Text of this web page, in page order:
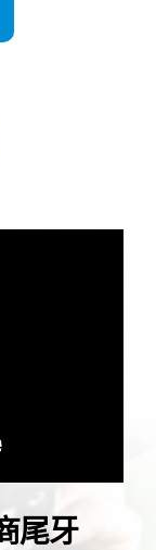
尾牙